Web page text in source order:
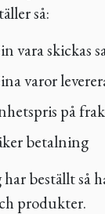
så:
vara skickas
varor
på
betalning
har beställt så
produkter.